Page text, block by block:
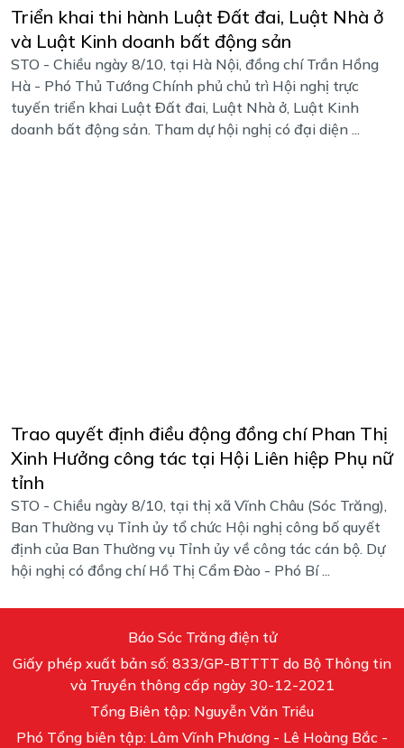
Triển khai thi hành Luật Đất đai, Luật Nhà ở
và Luật Kinh doanh bất động sản
STO - Chiều ngày 8/10, tại Hà Nội, đồng chí Trần Hồng
Hà - Phó Thủ Tướng Chính phủ chủ trì Hội nghị trực
tuyến triển khai Luật Đất đai, Luật Nhà ở, Luật Kinh
doanh bất động sản. Tham dự hội nghị có đại diện ...
Trao quyết định điều động đồng chí Phan Thị
Xinh Hưởng công tác tại Hội Liên hiệp Phụ nữ
tỉnh
STO - Chiều ngày 8/10, tại thị xã Vĩnh Châu (Sóc Trăng),
Ban Thường vụ Tỉnh ủy tổ chức Hội nghị công bố quyết
định của Ban Thường vụ Tỉnh ủy về công tác cán bộ. Dự
hội nghị có đồng chí Hồ Thị Cẩm Đào - Phó Bí ...
Báo Sóc Trăng điện tử
Giấy phép xuất bản số: 833/GP-BTTTT do Bộ Thông tin
và Truyền thông cấp ngày 30-12-2021
Tổng Biên tập: Nguyễn Văn Triều
Phó Tổng biên tập: Lâm Vĩnh Phương - Lê Hoàng Bắc -